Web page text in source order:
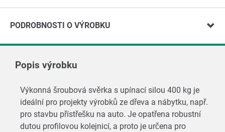
PODROBNOSTI O VÝROBKU
Popis výrobku
Výkonná šroubová svěrka s upínací silou 400 kg je
ideální pro projekty výrobků ze dřeva a nábytku, např.
pro stavbu přístřešku na auto. Je opatřena robustní
dutou profilovou kolejnicí, a proto je určena pro